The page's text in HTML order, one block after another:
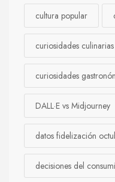
cultura popular
curiosidades culinarias
curiosidades
DALL·E vs Midjourney
datos fidelización
decisiones del